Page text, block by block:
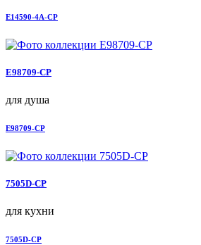
E14590-4A-CP
E98709-CP
для душа
E98709-CP
7505D-CP
для кухни
7505D-CP